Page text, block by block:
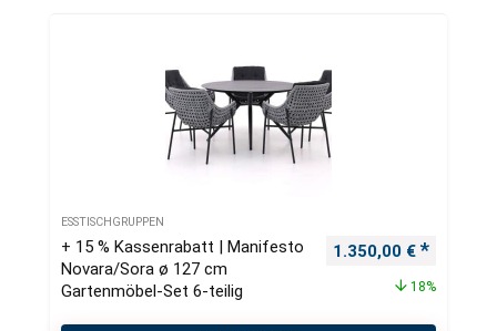
ESSTISCHGRUPPEN
+ 15 % Kassenrabatt | Manifesto
Novara/Sora ø 127 cm
Gartenmöbel-Set 6-teilig
Ursprünglicher
1.350,00 €
18%